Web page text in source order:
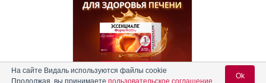
На сайте Видаль используются файлы cookie
Продолжая, вы принимаете пользовательское соглашение.
Ok